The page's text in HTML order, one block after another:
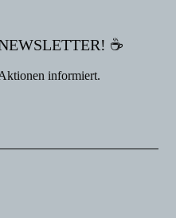
☕
informiert.